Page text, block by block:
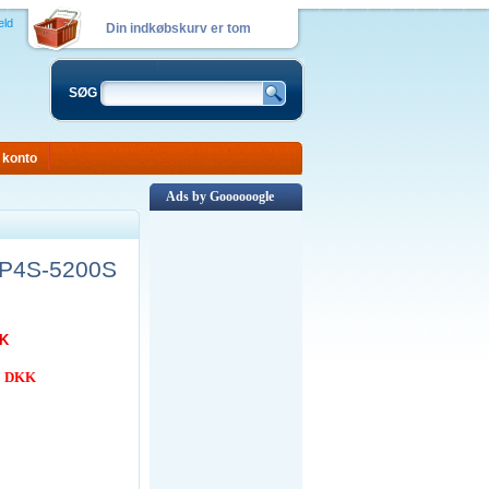
Din indkøbskurv er tom
SØG
konto
5200S
DKK
Ads by Goooooogle